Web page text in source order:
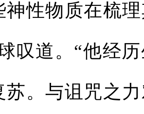
神性物质在梳
叹道。“他经
苏。与诅咒之